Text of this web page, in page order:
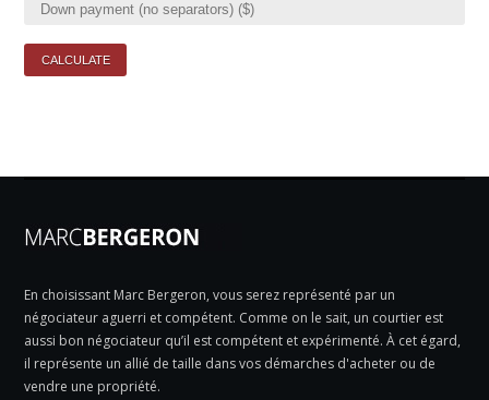
En choisissant Marc Bergeron, vous serez représenté par un
négociateur aguerri et compétent. Comme on le sait, un courtier est
aussi bon négociateur qu’il est compétent et expérimenté. À cet égard,
il représente un allié de taille dans vos démarches d'acheter ou de
vendre une propriété.